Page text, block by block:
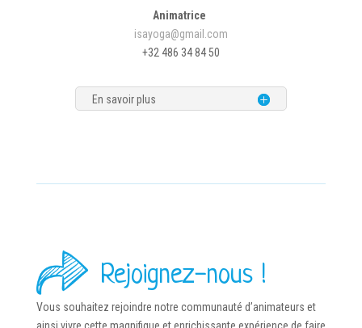
Animatrice
isayoga@gmail.com
+32 486 34 84 50
En savoir plus
Rejoignez-nous !
Vous souhaitez rejoindre notre communauté d’animateurs et